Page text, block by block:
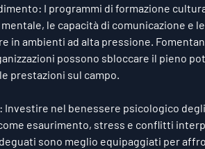
I programmi di formazione
le capacità di comunicazione e
in ambienti ad alta pressione.
possono sbloccare il pieno
prestazioni sul campo.
Investire nel benessere psicologico
esaurimento, stress e conflitti
sono meglio equipaggiati per